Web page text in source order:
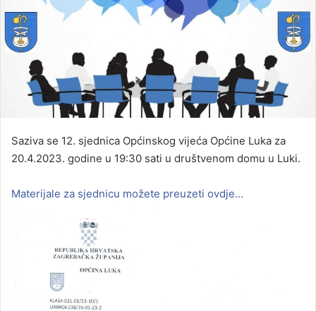
Saziva se 12. sjednica Općinskog vijeća Općine Luka za
20.4.2023. godine u 19:30 sati u društvenom domu u Luki.
Materijale za sjednicu možete preuzeti ovdje…